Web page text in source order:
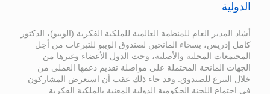
الدولية
أشاد المدير العام للمنظمة العالمية للملكية الفكرية (الويبو)، الدكتور
كامل إدريس، بسخاء المانحين لصندوق الويبو للتبرعات من أجل
المجتمعات المحلية والأصلية، وحث الدول الأعضاء وغيرها من
الجهات المانحة المحتملة على مواصلة تقديم دعمها العملي من
خلال التبرع للصندوق. وقد جاء ذلك عقب أن استعرض المشاركون
في اجتماع اللجنة الحكومية الدولية المعنية بالملكية الفكرية